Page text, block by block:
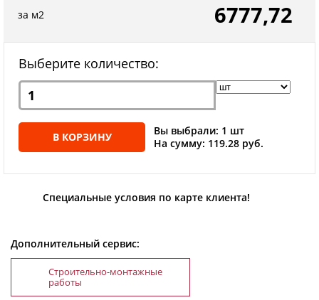
за м2 6777,72
Выберите количество:
В КОРЗИНУ
Вы выбрали: 1 шт
На сумму: 119.28 руб.
Специальные условия по карте клиента!
Дополнительный сервис:
Строительно-монтажные
работы